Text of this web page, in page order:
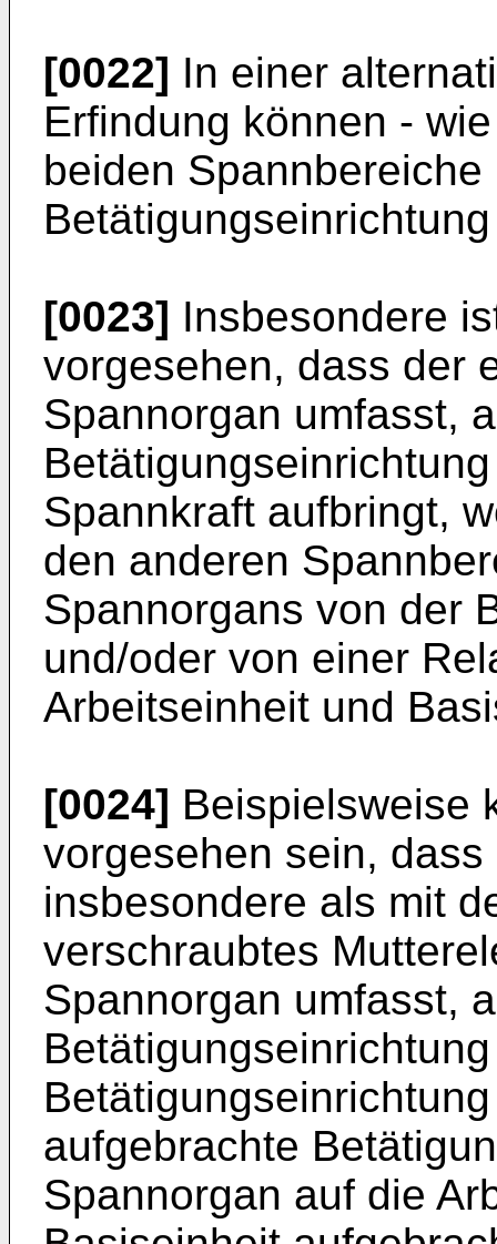
[0022] In einer
Erfindung können -
beiden
[0023] Insbesondere
vorgesehen, dass der
Spannorgan umfasst,
Spannkraft aufbringt,
den anderen
Spannorgans von der
und/oder von einer
Arbeitseinheit und
[0024] Beispielsweise
vorgesehen sein,
insbesondere als mit
verschraubtes
Spannorgan umfasst,
aufgebrachte
Spannorgan auf die